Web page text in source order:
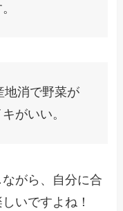
地消で野菜が
がいい。
がら、自分に合
いですよね！